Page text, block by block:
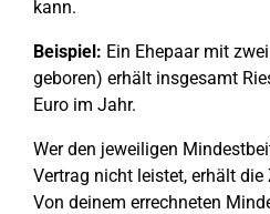
kann.
Beispiel: Ein Ehepaar mit
geboren) erhält insgesamt
Euro im Jahr.
Wer den jeweiligen
Vertrag nicht leistet, erhält
Von deinem errechneten